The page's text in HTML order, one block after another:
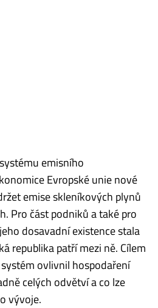
emisního
Evropské unie nové
emise skleníkových plynů
Pro část podniků a také pro
dosavadní existence stala
republika patří mezi ně. Cílem
ovlivnil hospodaření
celých odvětví a co lze
vývoje.